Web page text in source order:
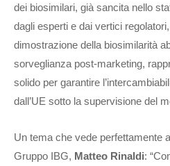
dei biosimilari, già sancita nello
dagli esperti e dai vertici
dimostrazione della biosimilarità
sorveglianza post-marketing,
solido per garantire
dall’UE sotto la supervisione del
Un tema che vede perfettamente
Gruppo IBG, Matteo Rinaldi: